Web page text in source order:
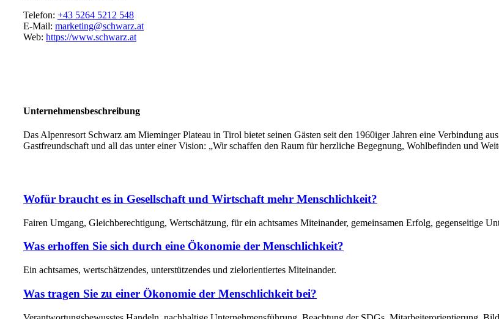
Telefon: +43 5264 5212 548
E-Mail: marketing@schwarz.at
Web: https://www.schwarz.at
Unternehmensbeschreibung
Das Alpenresort Schwarz am Mieminger Plateau in Tirol bietet seinen Gästen seit den 1960iger Jahren eine Verbindung
Gastfreundschaft und all das unter einer Vision: „Wir schaffen den Raum für herzliche Begegnung, Wohlbefinden und
Wofür braucht es in Gesellschaft und Wirtschaft mehr Menschlichkeit?
Fairen Umgang, Gleichberechtigung, Wertschätzung, für ein achtsames Miteinander, gemeinsamen Erfolg, gegenseitige
Was erhoffen Sie sich durch eine Ökonomie der Menschlichkeit?
Ein achtsames, wertschätzendes, unterstützendes und zielorientiertes Miteinander.
Was tragen Sie zu einer Ökonomie der Menschlichkeit bei?